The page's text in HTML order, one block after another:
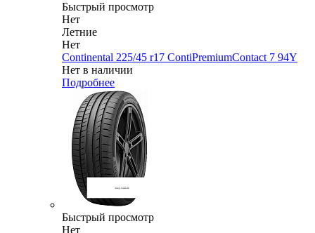
Быстрый просмотр
Нет
Летние
Нет
Continental 225/45 r17 ContiPremiumContact 7 94Y
Нет в наличии
Подробнее
Быстрый просмотр
Нет